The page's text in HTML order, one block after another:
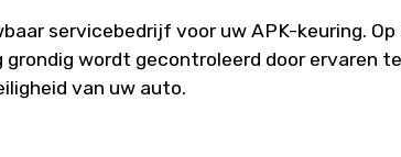
servicebedrijf voor uw APK-keuring.
wordt gecontroleerd door ervaren
van uw auto.